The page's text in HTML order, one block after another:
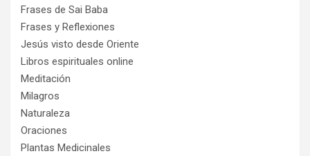
Frases de Sai Baba
Frases y Reflexiones
Jesús visto desde Oriente
Libros espirituales online
Meditación
Milagros
Naturaleza
Oraciones
Plantas Medicinales